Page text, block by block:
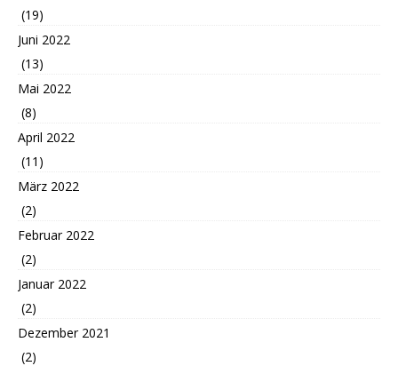
(19)
Juni 2022
(13)
Mai 2022
(8)
April 2022
(11)
März 2022
(2)
Februar 2022
(2)
Januar 2022
(2)
Dezember 2021
(2)